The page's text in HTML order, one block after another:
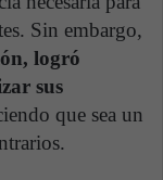
Sin embargo,
logró
sus
que sea un